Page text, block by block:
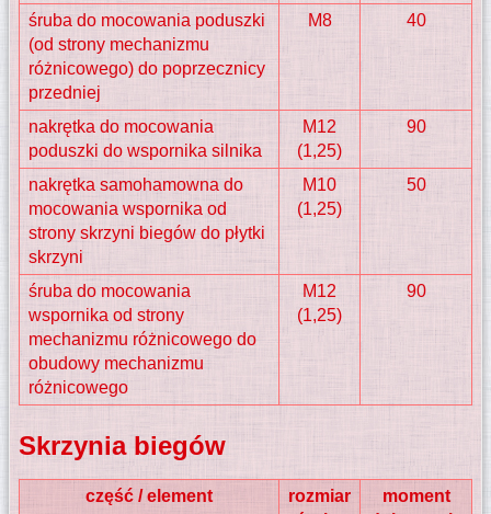
śruba do mocowania poduszki
(od strony mechanizmu
różnicowego) do poprzecznicy
przedniej
M8 40
nakrętka do mocowania
poduszki do wspornika silnika
M12
(1,25)
90
nakrętka samohamowna do
mocowania wspornika od
strony skrzyni biegów do płytki
skrzyni
M10
(1,25)
50
śruba do mocowania
wspornika od strony
mechanizmu różnicowego do
obudowy mechanizmu
różnicowego
M12
(1,25)
90
Skrzynia biegów
część / element
rozmiar
moment